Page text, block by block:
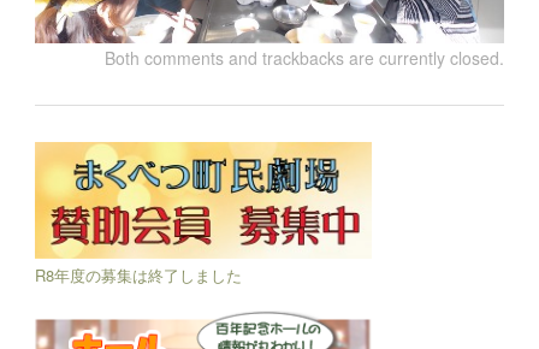
Both comments and trackbacks are currently closed.
R8年度の募集は終了しました